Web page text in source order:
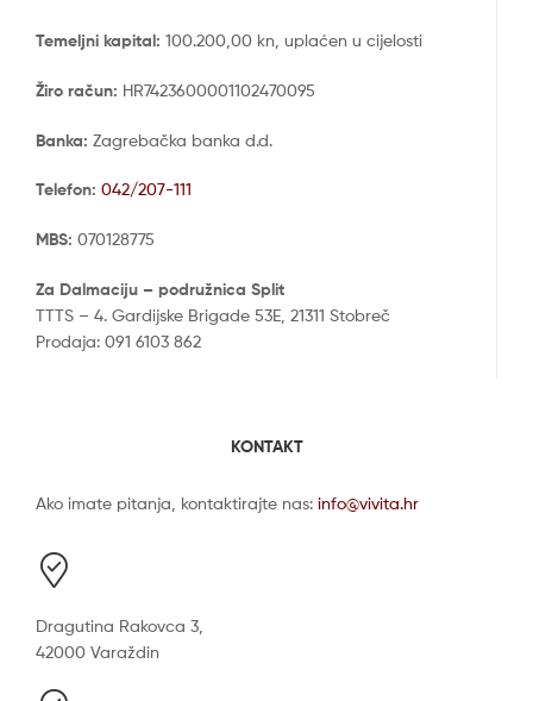
Temeljni kapital: 100.200,00 kn, uplaćen u cijelosti
Žiro račun: HR7423600001102470095
Banka: Zagrebačka banka d.d.
Telefon: 042/207-111
MBS: 070128775
Za Dalmaciju – podružnica Split
TTTS – 4. Gardijske Brigade 53E, 21311 Stobreč
Prodaja: 091 6103 862
KONTAKT
Ako imate pitanja, kontaktirajte nas: info@vivita.hr
Dragutina Rakovca 3,
42000 Varaždin